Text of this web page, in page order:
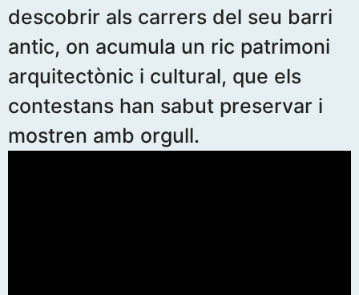
descobrir als carrers del seu barri
antic, on acumula un ric patrimoni
arquitectònic i cultural, que els
contestans han sabut preservar i
mostren amb orgull.